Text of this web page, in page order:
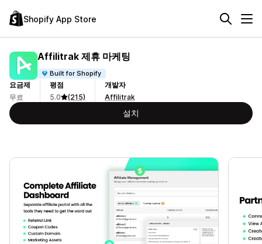
Shopify App Store
Affilitrak 제휴 마케팅
Built for Shopify
요금제
무료
평점
5.0
(215)
개발자
Affilitrak
설치